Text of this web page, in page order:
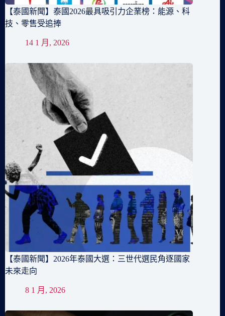
【泰國新聞】泰國2026最具吸引力企業榜：能源、科
技、零售受追捧
14 1 月, 2026
【泰國新聞】2026年泰國大選：三世代選民角逐國家
未來走向
8 1 月, 2026